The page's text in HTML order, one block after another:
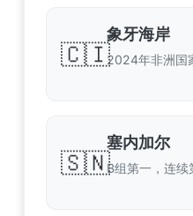
🇨🇮
象牙海岸
2024年非洲国
🇸🇳
塞内加尔
B组第一，连